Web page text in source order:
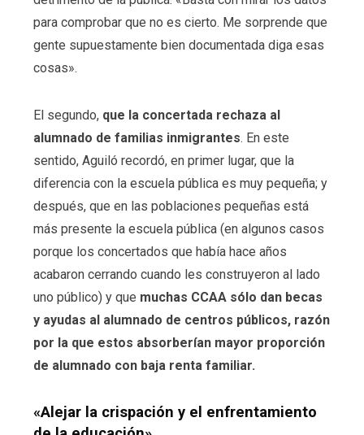
para comprobar que no es cierto. Me sorprende que
gente supuestamente bien documentada diga esas
cosas».
El segundo, que la concertada rechaza al
alumnado de familias inmigrantes. En este
sentido, Aguiló recordó, en primer lugar, que la
diferencia con la escuela pública es muy pequeña; y
después, que en las poblaciones pequeñas está
más presente la escuela pública (en algunos casos
porque los concertados que había hace años
acabaron cerrando cuando les construyeron al lado
uno público) y que muchas CCAA sólo dan becas
y ayudas al alumnado de centros públicos, razón
por la que estos absorberían mayor proporción
de alumnado con baja renta familiar.
«Alejar la crispación y el enfrentamiento